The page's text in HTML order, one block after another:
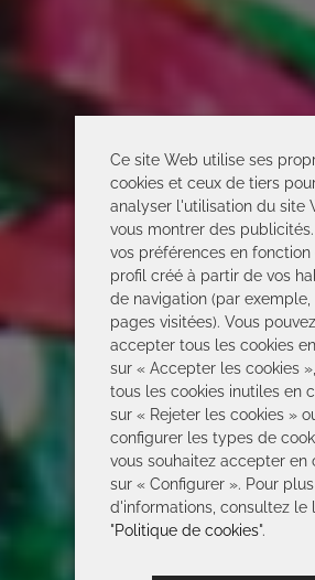
Ce site Web utilise ses
cookies et ceux de tiers
analyser l'utilisation du site
vous montrer des
vos préférences en fonction
profil créé à partir de vos
de navigation (par exemple,
pages visitées). Vous pouvez
accepter tous les cookies
sur « Accepter les cookies
tous les cookies inutiles en
sur « Rejeter les cookies »
configurer les types de
vous souhaitez accepter en
sur « Configurer ». Pour plus
d'informations, consultez le
"Politique de cookies".